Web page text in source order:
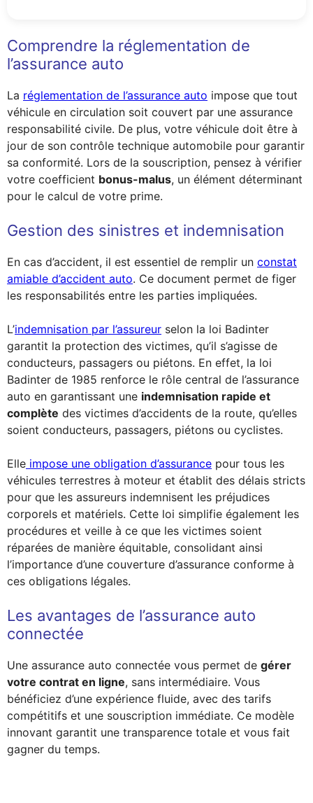
Comprendre la réglementation de
l’assurance auto
La réglementation de l’assurance auto impose que tout
véhicule en circulation soit couvert par une assurance
responsabilité civile. De plus, votre véhicule doit être à
jour de son contrôle technique automobile pour garantir
sa conformité. Lors de la souscription, pensez à vérifier
votre coefficient bonus-malus, un élément déterminant
pour le calcul de votre prime.
Gestion des sinistres et indemnisation
En cas d’accident, il est essentiel de remplir un constat
amiable d’accident auto. Ce document permet de figer
les responsabilités entre les parties impliquées.
L’indemnisation par l’assureur selon la loi Badinter
garantit la protection des victimes, qu’il s’agisse de
conducteurs, passagers ou piétons. En effet, la loi
Badinter de 1985 renforce le rôle central de l’assurance
auto en garantissant une indemnisation rapide et
complète des victimes d’accidents de la route, qu’elles
soient conducteurs, passagers, piétons ou cyclistes.
Elle impose une obligation d’assurance pour tous les
véhicules terrestres à moteur et établit des délais stricts
pour que les assureurs indemnisent les préjudices
corporels et matériels. Cette loi simplifie également les
procédures et veille à ce que les victimes soient
réparées de manière équitable, consolidant ainsi
l’importance d’une couverture d’assurance conforme à
ces obligations légales.
Les avantages de l’assurance auto
connectée
Une assurance auto connectée vous permet de gérer
votre contrat en ligne, sans intermédiaire. Vous
bénéficiez d’une expérience fluide, avec des tarifs
compétitifs et une souscription immédiate. Ce modèle
innovant garantit une transparence totale et vous fait
gagner du temps.